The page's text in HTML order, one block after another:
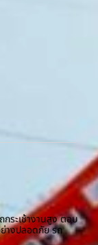
กระเช้างานสูง ตอบ
างปลอดภัย รถ